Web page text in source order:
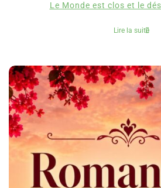
Le Monde est clos et le
Lire la suite